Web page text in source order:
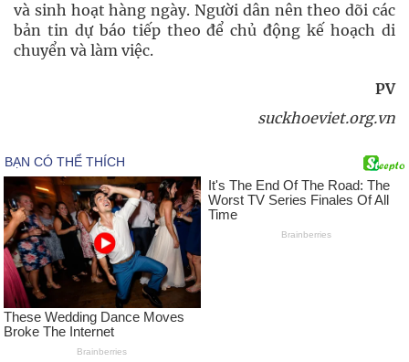
và sinh hoạt hàng ngày. Người dân nên theo dõi các
bản tin dự báo tiếp theo để chủ động kế hoạch di
chuyển và làm việc.
PV
suckhoeviet.org.vn